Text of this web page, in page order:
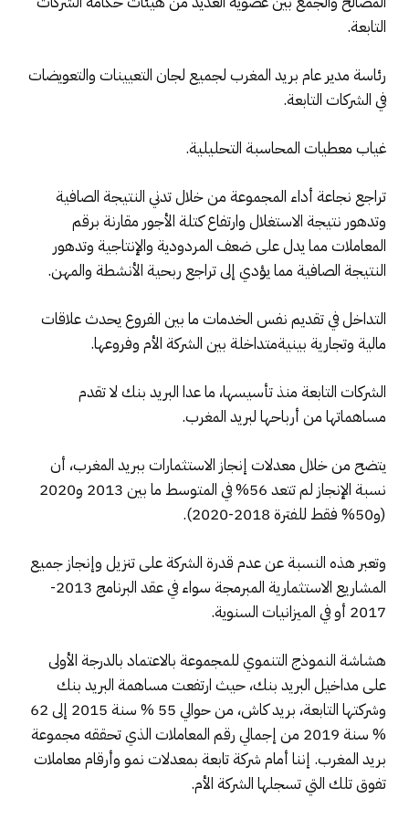
التابعة.
رئاسة مدير عام بريد المغرب لجميع لجان التعيينات والتعويضات
في الشركات التابعة.
غياب معطيات المحاسبة التحليلية.
تراجع نجاعة أداء المجموعة من خلال تدني النتيجة الصافية
وتدهور نتيجة الاستغلال وارتفاع كتلة الأجور مقارنة برقم
المعاملات مما يدل على ضعف المردودية والإنتاجية وتدهور
النتيجة الصافية مما يؤدي إلى تراجع ربحية الأنشطة والمهن.
التداخل في تقديم نفس الخدمات ما بين الفروع يحدث علاقات
مالية وتجارية بينيةمتداخلة بين الشركة الأم وفروعها.
الشركات التابعة منذ تأسيسها، ما عدا البريد بنك لا تقدم
مساهماتها من أرباحها لبريد المغرب.
يتضح من خلال معدلات إنجاز الاستثمارات ببريد المغرب، أن
نسبة الإنجاز لم تتعد 56% في المتوسط ما بين 2013 و2020
(و50% فقط للفترة 2018-2020).
وتعبر هذه النسبة عن عدم قدرة الشركة على تنزيل وإنجاز جميع
المشاريع الاستثمارية المبرمجة سواء في عقد البرنامج 2013-
2017 أو في الميزانيات السنوية.
هشاشة النموذج التنموي للمجموعة بالاعتماد بالدرجة الأولى
على مداخيل البريد بنك، حيث ارتفعت مساهمة البريد بنك
وشركتها التابعة، بريد كاش، من حوالي 55 % سنة 2015 إلى 62
% سنة 2019 من إجمالي رقم المعاملات الذي تحققه مجموعة
بريد المغرب. إننا أمام شركة تابعة بمعدلات نمو وأرقام معاملات
تفوق تلك التي تسجلها الشركة الأم.